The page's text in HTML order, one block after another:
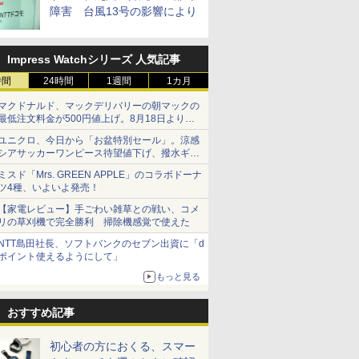
障害 台風13号の影響により
Impress Watchシリーズ 人気記事
24時間 1週間 1カ月
クドナルド、マックデリバリーの朝マックの
低注文料金が500円値上げ。8月18日より
円から受付
ニクロ、今日から「お盆特別セール」。涼感
アサッカーワンピース待望値下げ、撥水ギア
ョーツは1990円に
スド「Mrs. GREEN APPLE」のコラボドーナ
4種、いよいよ発売！
家電レビュー】手ごわい雑草との戦い、コメ
の草刈機で完全勝利 掃除機感覚で使えた
島田社長、ソフトバンクのセブン出資に「d
イント使えるようにして」
もっと見る
おすすめ記事
初心者の方におくる、スマー